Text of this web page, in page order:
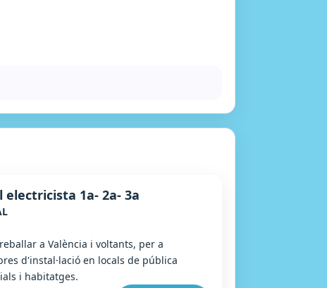
electricista 1a- 2a- 3a
a València i voltants, per a
d'instal·lació en locals de pública
i habitatges.